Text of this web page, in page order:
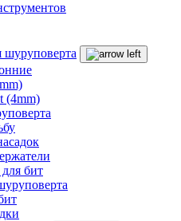
шуруповерта
(4mm)
бит